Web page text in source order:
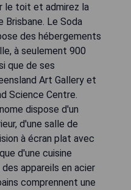
le toit et admirez la
Brisbane. Le Soda
des hébergements
à seulement 900
que de ses
Art Gallery et
Science Centre.
dispose d'un
d'une salle de
à écran plat avec
d'une cuisine
appareils en acier
comprennent une